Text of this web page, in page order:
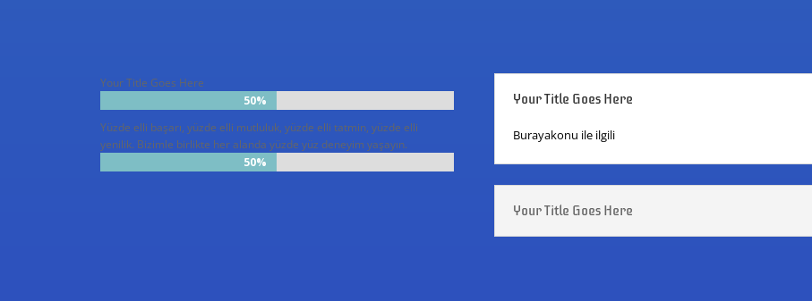
Your Title Goes Here
50%
50%
Yüzde elli başarı, yüzde elli mutluluk, yüzde elli tatmin, yüzde elli
yenilik. Bizimle birlikte her alanda yüzde yüz deneyim yaşayın.
50%
50%
Your Title Goes Here
Burayakonu ile ilgili
Your Title Goes Here